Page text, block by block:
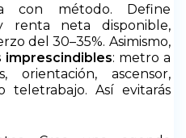
con método. Define
renta neta disponible,
del 30–35%. Asimismo,
imprescindibles: metro a
ascensor,
teletrabajo. Así evitarás